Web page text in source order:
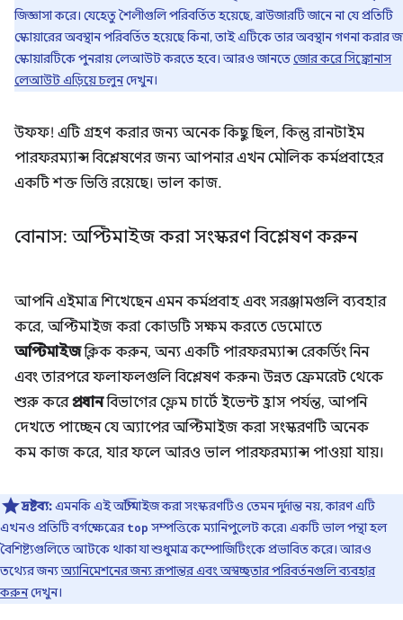
জিজ্ঞাসা করে। যেহেতু শৈলীগুলি পরিবর্তিত হয়েছে, ব্রাউজারটি জানে না যে প্রতিটি
স্কোয়ারের অবস্থান পরিবর্তিত হয়েছে কিনা, তাই এটিকে তার অবস্থান গণনা করার
স্কোয়ারটিকে পুনরায় লেআউট করতে হবে। আরও জানতেজোর করে সিঙ্ক্রোনাস
লেআউট এড়িয়ে চলুনদেখুন।
উফফ! এটি গ্রহণ করার জন্য অনেক কিছু ছিল, কিন্তু রানটাইম
পারফরম্যান্স বিশ্লেষণের জন্য আপনার এখন মৌলিক কর্মপ্রবাহের
একটি শক্ত ভিত্তি রয়েছে। ভাল কাজ.
বোনাস: অপ্টিমাইজ করা সংস্করণ বিশ্লেষণ করুন
আপনি এইমাত্র শিখেছেন এমন কর্মপ্রবাহ এবং সরঞ্জামগুলি ব্যবহার
করে, অপ্টিমাইজ করা কোডটি সক্ষম করতে ডেমোতে
অপ্টিমাইজক্লিক করুন, অন্য একটি পারফরম্যান্স রেকর্ডিং নিন
এবং তারপরে ফলাফলগুলি বিশ্লেষণ করুন৷ উন্নত ফ্রেমরেট থেকে
শুরু করেপ্রধানবিভাগের ফ্লেম চার্টে ইভেন্ট হ্রাস পর্যন্ত, আপনি
দেখতে পাচ্ছেন যে অ্যাপের অপ্টিমাইজ করা সংস্করণটি অনেক
কম কাজ করে, যার ফলে আরও ভাল পারফরম্যান্স পাওয়া যায়।
দ্রষ্টব্য:এমনকি এই অপ্টিমাইজ করা সংস্করণটিও তেমন দুর্দান্ত নয়, কারণ এটি
এখনও প্রতিটি বর্গক্ষেত্রেরtop সম্পত্তিকে ম্যানিপুলেট করে৷ একটি ভাল পন্থা হল
বৈশিষ্ট্যগুলিতে আটকে থাকা যা শুধুমাত্র কম্পোজিটিংকে প্রভাবিত করে। আরও
তথ্যের জন্যঅ্যানিমেশনের জন্য রূপান্তর এবং অস্বচ্ছতার পরিবর্তনগুলি ব্যবহার
করুনদেখুন।